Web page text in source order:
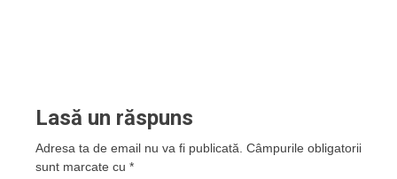
Lasă un răspuns
Adresa ta de email nu va fi publicată. Câmpurile obligatorii
sunt marcate cu *